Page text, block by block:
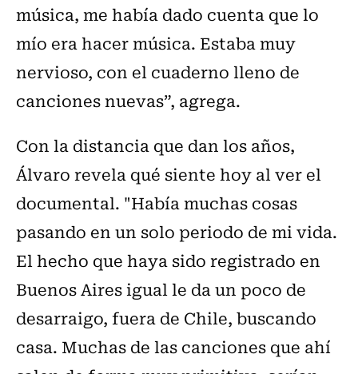
música, me había dado cuenta que lo
mío era hacer música. Estaba muy
nervioso, con el cuaderno lleno de
canciones nuevas”, agrega.
Con la distancia que dan los años,
Álvaro revela qué siente hoy al ver el
documental. "Había muchas cosas
pasando en un solo periodo de mi vida.
El hecho que haya sido registrado en
Buenos Aires igual le da un poco de
desarraigo, fuera de Chile, buscando
casa. Muchas de las canciones que ahí